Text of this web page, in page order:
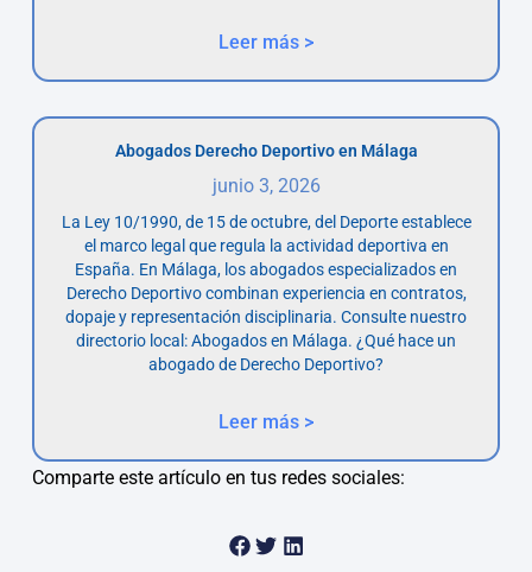
Leer más >
Abogados Derecho Deportivo en Málaga
junio 3, 2026
La Ley 10/1990, de 15 de octubre, del Deporte establece
el marco legal que regula la actividad deportiva en
España. En Málaga, los abogados especializados en
Derecho Deportivo combinan experiencia en contratos,
dopaje y representación disciplinaria. Consulte nuestro
directorio local: Abogados en Málaga. ¿Qué hace un
abogado de Derecho Deportivo?
Leer más >
Comparte este artículo en tus redes sociales: